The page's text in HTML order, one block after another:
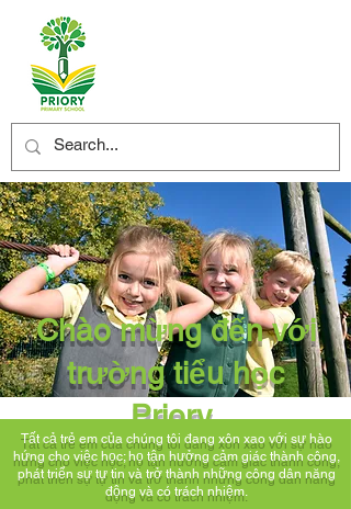
Chào mừng đến với
trường tiểu học
Priory
Tất cả trẻ em của chúng tôi đang xôn xao với sự hào
hứng cho việc học; họ tận hưởng cảm giác thành công,
phát triển sự tự tin và trở thành những công dân năng
động và có trách nhiệm.